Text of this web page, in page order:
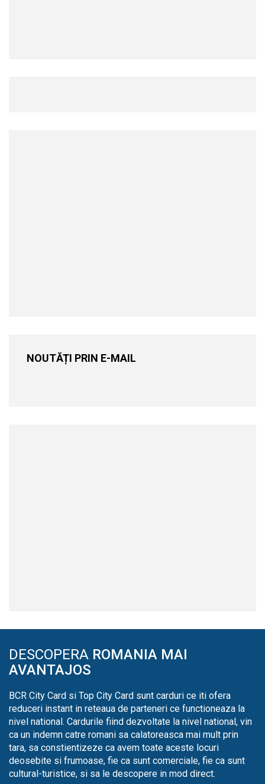
NOUTĂȚI PRIN E-MAIL
DESCOPERA ROMANIA MAI
AVANTAJOS
BCR City Card si Top City Card sunt carduri ce iti ofera
reduceri instant in reteaua de parteneri ce functioneaza la
nivel national. Cardurile fiind dezvoltate la nivel national, vin
ca un indemn catre romani sa calatoreasca mai mult prin
tara, sa constientizeze ca avem toate aceste locuri
deosebite si frumoase, fie ca sunt comerciale, fie ca sunt
cultural-turistice, si sa le descopere in mod direct.